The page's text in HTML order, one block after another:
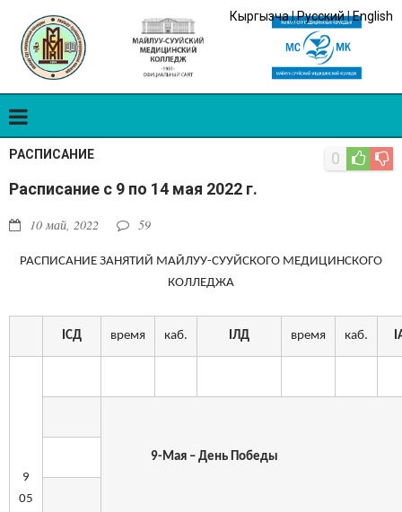
Кыргызча|Русский|English
РАСПИСАНИЕ
Расписание с 9 по 14 мая 2022 г.
10 май, 2022 59
0
РАСПИСАНИЕ ЗАНЯТИЙ МАЙЛУУ-СУУЙСКОГО МЕДИЦИНСКОГО
КОЛЛЕДЖА
IСД время каб. IЛД время каб. I
9
05
9-Мая – День Победы